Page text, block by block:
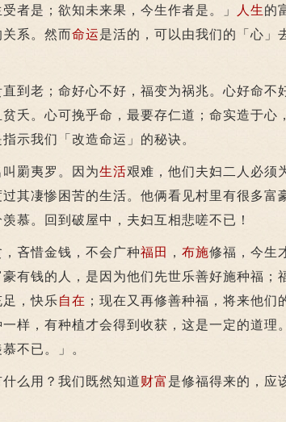
者是；欲知未来果，今生作者是。」 人生的
关系。然而命运是活的，可以由我们的「心」
老；命好心不好，福变为祸兆。心好命不
贫夭。心可挽乎命，最要存仁道；命实造于心
示我们「改造命运」的秘诀。
罽夷罗。因为生活艰难，他们夫妇二人必须
其凄惨困苦的生活。他俩看见村里有很多富
羡慕。回到破屋中，夫妇互相悲嗟不已！
吝惜金钱，不会广种福田 ， 布施修福，今生
有钱的人，是因为他们先世乐善好施种福；
，快乐自在 ；现在又再修善种福，将来他们
样，有种植才会得到收获，这是一定的道理
不已。」。
么用？我们既然知道财富 是修福得来的，应